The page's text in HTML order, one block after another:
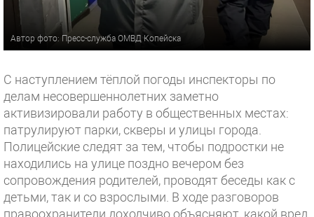
Автор фото: Пресс-служба ОМВД Копейска
С наступлением тёплой погоды инспекторы по
делам несовершеннолетних заметно
активизировали работу в общественных местах:
патрулируют парки, скверы и улицы города.
Полицейские следят за тем, чтобы подростки не
находились на улице поздно вечером без
сопровождения родителей, проводят беседы как с
детьми, так и со взрослыми. В ходе разговоров
правоохранители доходчиво объясняют, какой вред